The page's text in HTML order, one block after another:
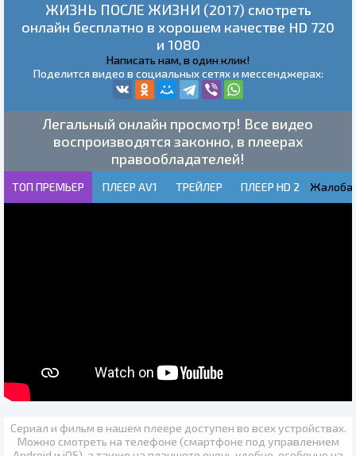
ЖИЗНЬ ПОСЛЕ ЖИЗНИ (2017) смотреть
онлайн бесплатно в хорошем качестве HD 720
и 1080
Написать нам, в один клик!
Поделится видео в социальных сетях и мессенджерах:
Легальный онлайн просмотр! Все видео
воспроизводятся законно, в плеерах
правообладателей!
ТОП ПРЕМЬЕР ПЛЕЕР AV1 ТРЕЙЛЕР ПЛЕЕР HD 2 Жалоба!
Сериал и фильм в нашем плеере доступен во всех устройствах.
Можно смотреть на телефоне (смартфоне под управлением